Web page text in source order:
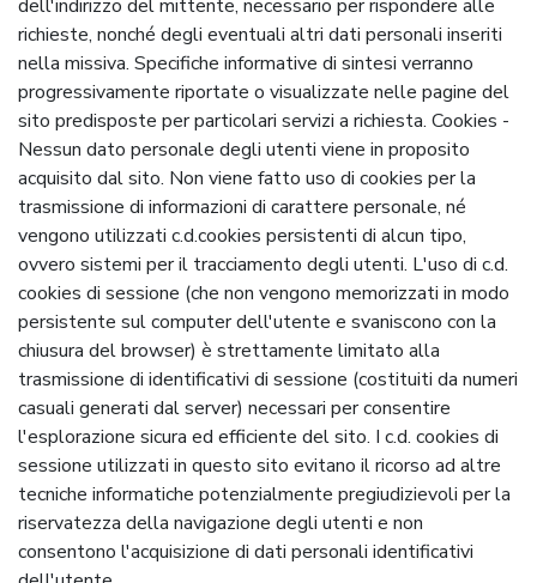
dell'indirizzo del mittente, necessario per rispondere alle
richieste, nonché degli eventuali altri dati personali inseriti
nella missiva. Specifiche informative di sintesi verranno
progressivamente riportate o visualizzate nelle pagine del
sito predisposte per particolari servizi a richiesta. Cookies -
Nessun dato personale degli utenti viene in proposito
acquisito dal sito. Non viene fatto uso di cookies per la
trasmissione di informazioni di carattere personale, né
vengono utilizzati c.d.cookies persistenti di alcun tipo,
ovvero sistemi per il tracciamento degli utenti. L'uso di c.d.
cookies di sessione (che non vengono memorizzati in modo
persistente sul computer dell'utente e svaniscono con la
chiusura del browser) è strettamente limitato alla
trasmissione di identificativi di sessione (costituiti da numeri
casuali generati dal server) necessari per consentire
l'esplorazione sicura ed efficiente del sito. I c.d. cookies di
sessione utilizzati in questo sito evitano il ricorso ad altre
tecniche informatiche potenzialmente pregiudizievoli per la
riservatezza della navigazione degli utenti e non
consentono l'acquisizione di dati personali identificativi